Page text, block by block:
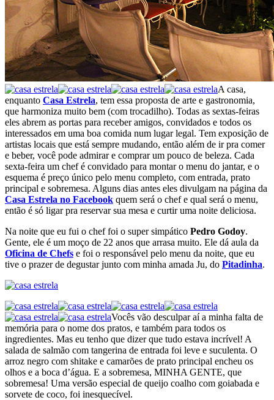
A casa,
enquanto Casa Estrela, tem essa proposta de arte e gastronomia,
que harmoniza muito bem (com trocadilho). Todas as sextas-feiras
eles abrem as portas para receber amigos, convidados e todos os
interessados em uma boa comida num lugar legal. Tem exposição de
artistas locais que está sempre mudando, então além de ir pra comer
e beber, você pode admirar e comprar um pouco de beleza. Cada
sexta-feira um chef é convidado para montar o menu do jantar, e o
esquema é preço único pelo menu completo, com entrada, prato
principal e sobremesa. Alguns dias antes eles divulgam na página da
Casa Estrela no Facebook quem será o chef e qual será o menu,
então é só ligar pra reservar sua mesa e curtir uma noite deliciosa.
Na noite que eu fui o chef foi o super simpático Pedro Godoy.
Gente, ele é um moço de 22 anos que arrasa muito. Ele dá aula da
Oficina de Chefs e foi o responsável pelo menu da noite, que eu
tive o prazer de degustar junto com minha amada Ju, do Pitadinha.
Vocês vão desculpar aí a minha falta de
memória para o nome dos pratos, e também para todos os
ingredientes. Mas eu tenho que dizer que tudo estava incrível! A
salada de salmão com tangerina de entrada foi leve e suculenta. O
arroz negro com shitake e camarões de prato principal encheu os
olhos e a boca d’água. E a sobremesa, MINHA GENTE, que
sobremesa! Uma versão especial de queijo coalho com goiabada e
sorvete de coco, foi inesquecível.